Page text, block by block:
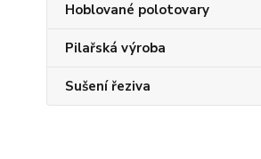
Hoblované polotovary
Pilařská výroba
Sušení řeziva